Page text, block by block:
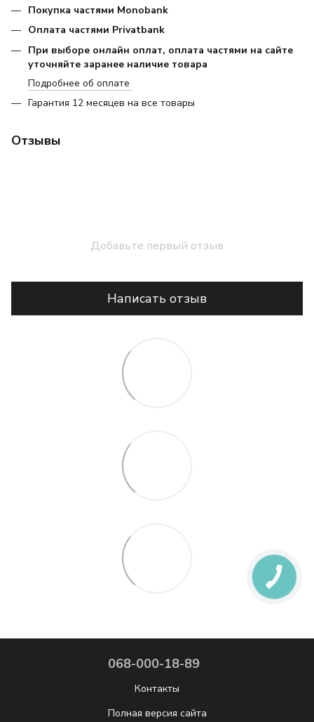
Покупка частями Monobank
Оплата частями Privatbank
При выборе онлайн оплат, оплата частями на сайте
уточняйте заранее наличие товара
Подробнее об оплате
Гарантия 12 месяцев на все товары
Отзывы
Добавьте первый отзыв
Написать отзыв
068-000-18-89
Контакты
Полная версия сайта